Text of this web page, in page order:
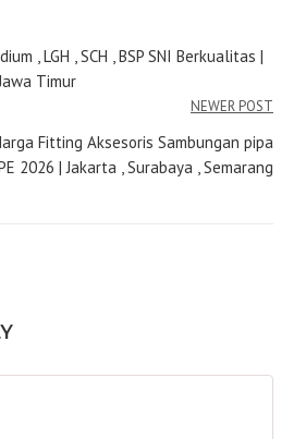
, LGH , SCH , BSP SNI Berkualitas |
Timur
NEWER POST
Fitting Aksesoris Sambungan pipa
2026 | Jakarta , Surabaya , Semarang